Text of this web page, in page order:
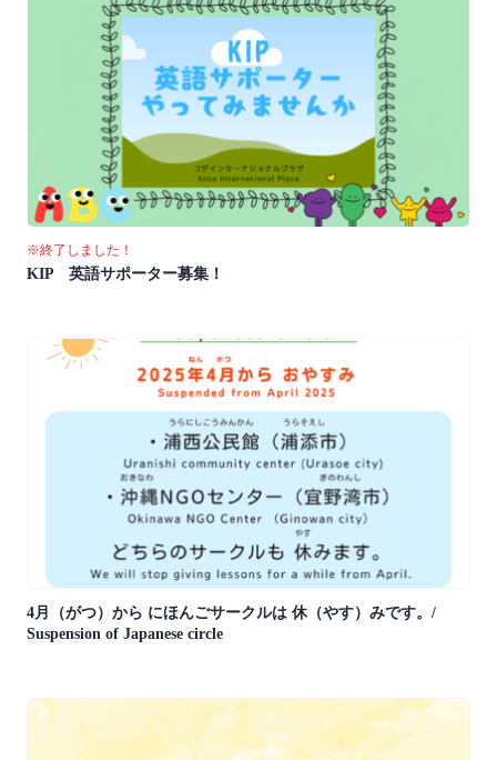
※終了しました！
KIP 英語サポーター募集！
4月（がつ）から にほんごサークルは 休（やす）みです。/
Suspension of Japanese circle